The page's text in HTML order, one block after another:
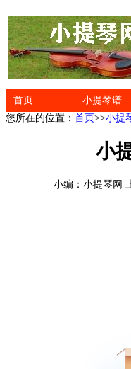
首页 小提琴谱
您所在的位置： 首页>>小提
小
小编：小提琴网